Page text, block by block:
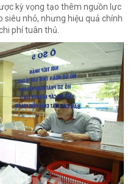
kỳ vọng tạo thêm nguồn lực
siêu nhỏ, nhưng hiệu quả chính
phí tuân thủ.